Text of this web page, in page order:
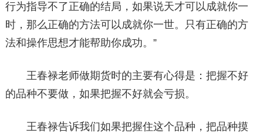
行为指导不了正确的结局，如果说天才可以成就你一
时，那么正确的方法可以成就你一世。只有正确的方
法和操作思想才能帮助你成功。”
王春禄老师做期货时的主要有心得是：把握不好
的品种不要做，如果把握不好就会亏损。
王春禄告诉我们如果把握住这个品种，把品种摸